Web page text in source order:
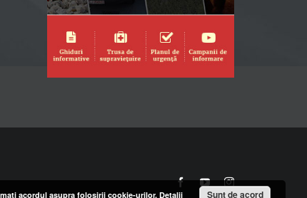
FacebookYouTubeInstagram
acordul asupra folosirii cookie-urilor. Detalii Sunt de acord